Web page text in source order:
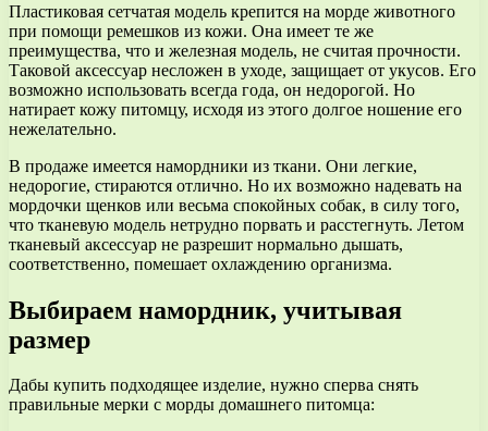
Пластиковая сетчатая модель крепится на морде животного
при помощи ремешков из кожи. Она имеет те же
преимущества, что и железная модель, не считая прочности.
Таковой аксессуар несложен в уходе, защищает от укусов. Его
возможно использовать всегда года, он недорогой. Но
натирает кожу питомцу, исходя из этого долгое ношение его
нежелательно.
В продаже имеется намордники из ткани. Они легкие,
недорогие, стираются отлично. Но их возможно надевать на
мордочки щенков или весьма спокойных собак, в силу того,
что тканевую модель нетрудно порвать и расстегнуть. Летом
тканевый аксессуар не разрешит нормально дышать,
соответственно, помешает охлаждению организма.
Выбираем намордник, учитывая
размер
Дабы купить подходящее изделие, нужно сперва снять
правильные мерки с морды домашнего питомца: